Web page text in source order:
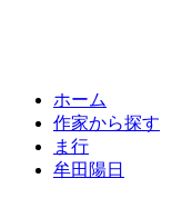
ホーム
作家から探す
ま行
牟田陽日